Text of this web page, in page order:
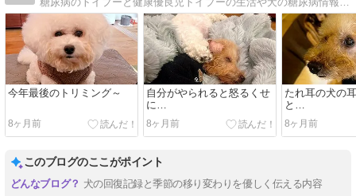
今年最後のトリミング～
8ヶ月前
自分がやられると怒るくせ
に…
8ヶ月前
たれ耳の犬の
と…
8ヶ月前
このブログのここがポイント
犬の回復記録と季節の移り変わりを優しく伝える内容